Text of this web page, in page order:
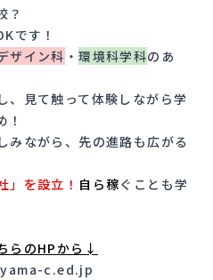
？
です！
ザイン科 ・環境科学科のあ
、見て触って体験しながら学
みながら、先の進路も広がる
」を設立！ 自ら稼ぐことも学
らのHPから↓
c.ed.jp